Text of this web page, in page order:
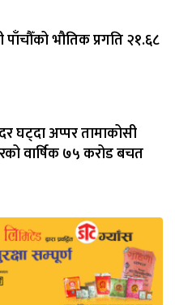
पाँचौँको भौतिक प्रगति २१.६८
घट्दा अप्पर तामाकोसी
वार्षिक ७५ करोड बचत